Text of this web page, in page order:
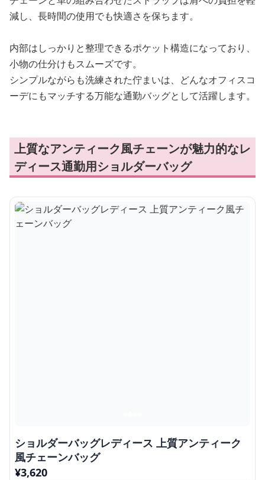
減し、長時間の使用でも快適さを保ちます。
内部はしっかりと整理できるポケット構造になっており、
小物の仕分けもスムーズです。
シンプルながらも洗練された佇まいは、どんなオフィスコ
ーデにもマッチする万能な通勤バッグとして活躍します。
上質なアンティーク風チェーンが魅力的なレ
ディース通勤用ショルダーバッグ
ショルダーバッグレディース 上質アンティーク
風チェーンバッグ
¥3,620